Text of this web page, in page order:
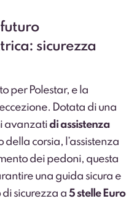
sicurezza
per Polestar, e la
Dotata di una
avanzatidi assistenza
della corsia, l’assistenza
dei pedoni, questa
una guida sicura e
sicurezza a 5 stelle Euro